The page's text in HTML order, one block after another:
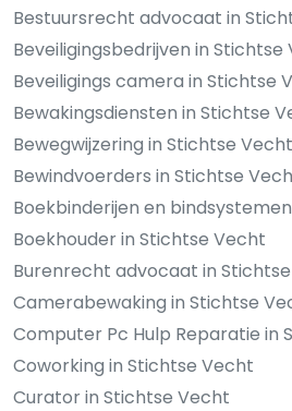
Bestuursrecht advocaat in
Beveiligingsbedrijven in Stichtse
Beveiligings camera in Stichtse
Bewakingsdiensten in Stichtse
Bewegwijzering in Stichtse Vecht
Bewindvoerders in Stichtse
Boekbinderijen en
Boekhouder in Stichtse Vecht
Burenrecht advocaat in
Camerabewaking in Stichtse
Computer Pc Hulp Reparatie in
Coworking in Stichtse Vecht
Curator in Stichtse Vecht